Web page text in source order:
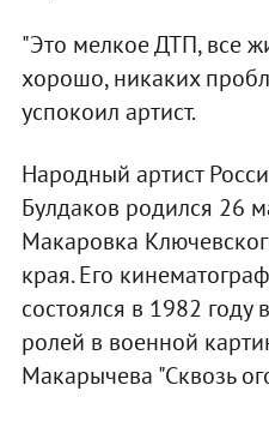
"Это мелкое ДТП, все
хорошо, никаких
успокоил артист.
Народный артист
Булдаков родился 26
Макаровка
края. Его
состоялся в 1982 году
ролей в военной
Макарычева "Сквозь